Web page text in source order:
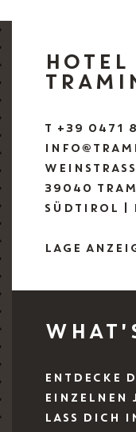
HOTEL
T +39 0471
39040
SÜDTIROL |
LAGE
ENTDECKE
EINZELNEN
LASS DICH